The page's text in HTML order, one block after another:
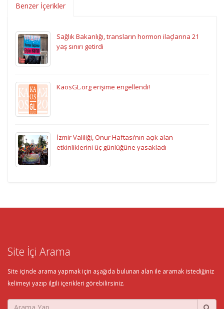
Benzer İçerikler
Sağlık Bakanlığı, transların hormon ilaçlarına 21
yaş sınırı getirdi
KaosGL.org erişime engellendi!
İzmir Valiliği, Onur Haftası’nın açık alan
etkinliklerini üç günlüğüne yasakladı
Site İçi Arama
Site içinde arama yapmak için aşağıda bulunan alan ile aramak istediğiniz
kelimeyi yazıp ilgili içerikleri görebilirsiniz.